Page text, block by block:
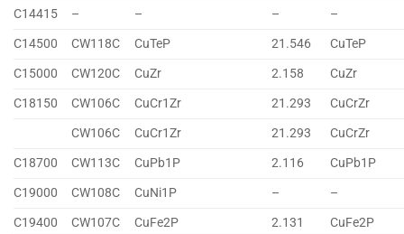
C14415 – – –
–
C14500
CW118C CuTeP 21.546
CuTeP
C15000
CW120C CuZr 2.158
CuZr
C18150
CW106C CuCr1Zr 21.293
CuCrZr
CW106C
CuCr1Zr 21.293
CuCrZr
C18700
CW113C CuPb1P 2.116
CuPb1P
C19000
CW108C CuNi1P –
–
C19400
CW107C CuFe2P 2.131
CuFe2P